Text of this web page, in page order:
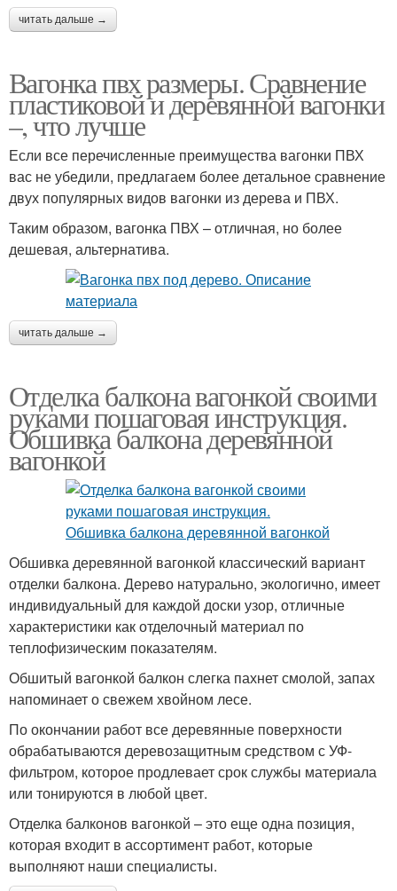
читать дальше →
Вагонка пвх размеры. Сравнение
пластиковой и деревянной вагонки
–, что лучше
Если все перечисленные преимущества вагонки ПВХ
вас не убедили, предлагаем более детальное сравнение
двух популярных видов вагонки из дерева и ПВХ.
Таким образом, вагонка ПВХ – отличная, но более
дешевая, альтернатива.
читать дальше →
Отделка балкона вагонкой своими
руками пошаговая инструкция.
Обшивка балкона деревянной
вагонкой
Обшивка деревянной вагонкой классический вариант
отделки балкона. Дерево натурально, экологично, имеет
индивидуальный для каждой доски узор, отличные
характеристики как отделочный материал по
теплофизическим показателям.
Обшитый вагонкой балкон слегка пахнет смолой, запах
напоминает о свежем хвойном лесе.
По окончании работ все деревянные поверхности
обрабатываются деревозащитным средством с УФ-
фильтром, которое продлевает срок службы материала
или тонируются в любой цвет.
Отделка балконов вагонкой – это еще одна позиция,
которая входит в ассортимент работ, которые
выполняют наши специалисты.